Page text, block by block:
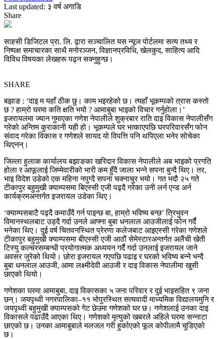
Last updated: ३ वर्ष अगाडि
Share
साहसी डिजिटल प्रा. लि. द्वारा सञ्चालित यस न्यूज पोर्टलमा सत्य तथ्य र
निष्पक्ष समाचारका साथै मनोरञ्जन, विज्ञानप्रविधि, खेलकुद, साहित्य आदि
विविध विषयका लेखहरू पढ्न सक्नुहुन्छ।
SHARE
बझाङ : ‘दाइ म यहाँ ठीक छु। काम भइरहेको छ। त्यहाँ भूकम्पको त्रास कस्तो
छ ? हाम्रो घरमा कति क्षति भयो ? आमाबुबा भाइको विचार गर्नुहोला।’
इजरायलमा ज्यान गुमाएका गणेश नेपालीले शुक्रबार राति दाइ विकास नेपालीसँग
गरेको अन्तिम कुराकानी यही हो। भूकम्पले घर भत्काएपछि घरपरिवारसँग फोन
संवाद गरेका विकास र गणेशले सायद यो विपत्ति पनि थपिएला भनेर सोचेका
थिएनन्।
जिल्ला हुलाक कार्यालय बझाङका खरिदार विकास नेपालीले अब भाइको प्रगति
होला र आफूलाई जिम्मेवारीको भारी कम हुँदै जाला भन्ने सपना बुन्दै थिए। तर,
भाइ विदेश उडेको एक महिना नपुग्दै सपना चक्नाचुर भयो। गत भदौ २५ गते
टीकापुर बहुमुखी क्याम्पसमा बिएस्सी एजी पढ्दै गरेका उनी लर्न एन्ड अर्न
कार्यक्रमअन्तर्गत इजरायल उडेका थिए।
‘क्याम्पसबाटै पढ्दै कमाउँदै गर्न पाइन्छ बा, हाम्रो भविष्य बन्छ’ त्रिभुवन
विमानस्थलबाट उड्दै गर्दा उनले आफ्ना बुबा धनलाल आउजीलाई फोन गर्दै
भनेका थिए। दुई वर्ष चितवनस्थित प्रेरणा कलेजबाट आइएस्सी गरेका गणेशले
टीकापुर बहुमुखी क्याम्पसमा बीएस्सी एजी आठौं सेमेस्टारअन्तर्गत अलैंची खेती
टिस्यु कल्चरसम्बन्धी प्रयोगात्मक अध्ययन गर्दै गर्दा उनलाई इजरायल जाने
अवसर जुरेको थियो। छोरा इजरायल गएपछि पढाइ र घरको भविष्य बन्ने भन्दै
बुबा धनलाल आउजी, आमा लक्ष्मीदेवी आउजी र दाइ विकास नेपालीमा खुसी
छाएको थियो।
गणेशका घरमा आमाबुबा, दाइ विकासका ५ जना परिवार र दुई भाइसहित ९ जना
छन्। जयपृथ्वी नगरपालिका–११ भोपुरस्थित सत्यवादी माध्यमिक विद्यालयमुनि र
जयपृथ्वी बहुमुखी क्याम्पसको गेट छेउमा गणेशको घर छ। गणेशलाई उनका दाइ
विकासले पढाउँदै आएका थिए। गणेशको मृत्युको खबरले अहिले घरमा सन्नाटा
छाएको छ। उनका आमाबुबाले मलजल गरी हुर्काएको फूल कोपीलामै चुडिएको
छ।